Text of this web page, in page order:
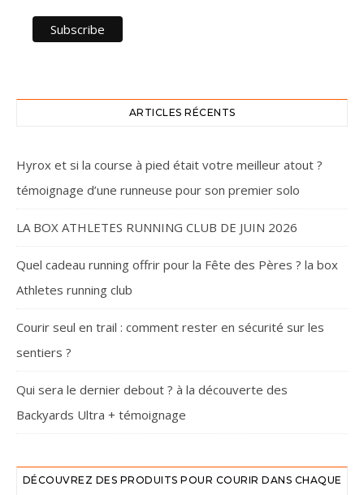
ARTICLES RÉCENTS
Hyrox et si la course à pied était votre meilleur atout ?
témoignage d’une runneuse pour son premier solo
LA BOX ATHLETES RUNNING CLUB DE JUIN 2026
Quel cadeau running offrir pour la Fête des Pères ? la box
Athletes running club
Courir seul en trail : comment rester en sécurité sur les
sentiers ?
Qui sera le dernier debout ? à la découverte des
Backyards Ultra + témoignage
DÉCOUVREZ DES PRODUITS POUR COURIR DANS CHAQUE